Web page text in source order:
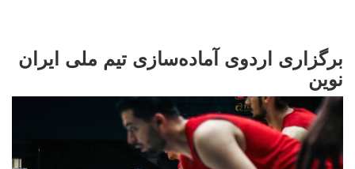
برگزاری اردوی آماده‌سازی تیم ملی ایران
نوین